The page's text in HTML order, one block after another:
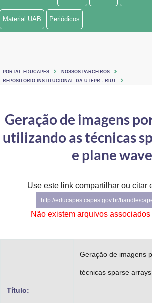
Ministério de Minas e Energia
Ministério do Turismo
Controladoria-Geral da União
Ministério da Mulher, da Família e dos Direitos Humanos
Secretaria de Governo
Gabinete de Segurança Institucional
Material UAB Periódicos
PORTAL EDUCAPES
NOSSOS PARCEIROS
REPOSITORIO INSTITUCIONAL DA UTFPR - RIUT
Geração de imagens
utilizando as técnicas
e plane wave
Use este link compartilhar ou citar
http://educapes.capes.gov.br/handle/
Não existem arquivos associados
Título:
Geração de imagens
técnicas sparse